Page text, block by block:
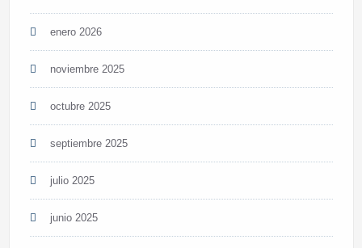
enero 2026
noviembre 2025
octubre 2025
septiembre 2025
julio 2025
junio 2025